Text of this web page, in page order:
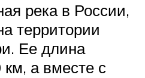
река в России,
территории
Ее длина
км, а вместе с